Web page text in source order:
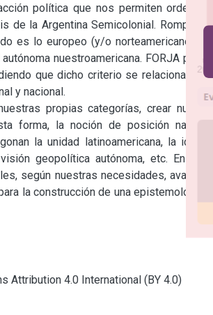
política que nos permiten ordenar un
de la Argentina Semicolonial. Rompen
es lo europeo (y/o norteamericano), y lo
nuestroamericana. FORJA procura
que dicho criterio se relaciona con la
y nacional.
propias categorías, crear nuestras
forma, la noción de posición nacional-
la unidad latinoamericana, la idea de
geopolítica autónoma, etc. En fin, el
según nuestras necesidades, avanza en
la construcción de una epistemología de
Attribution 4.0 International (BY 4.0)